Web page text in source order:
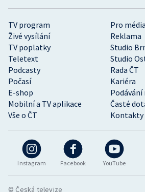
Instagram Facebook YouTube
TV program
Pro média
Živé vysílání
Reklama
TV poplatky
Studio
Teletext
Studio
Podcasty
Rada ČT
Počasí
Kariéra
E-shop
Mobilní a TV aplikace
Časté
Vše o ČT
Kontakty
© Česká televize